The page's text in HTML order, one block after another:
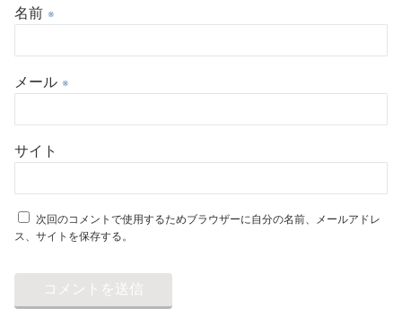
名前 ※
メール ※
サイト
次回のコメントで使用するためブラウザーに自分の名前、メールアドレ
ス、サイトを保存する。